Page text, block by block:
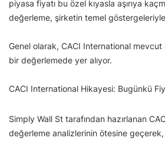
piyasa fiyatı bu özel kıyasla aşırıya
değerleme, şirketin temel
Genel olarak, CACI International mevcut
bir değerlemede yer alıyor.
CACI International Hikayesi: Bugünkü
Simply Wall St tarafından hazırlanan
değerleme analizlerinin ötesine